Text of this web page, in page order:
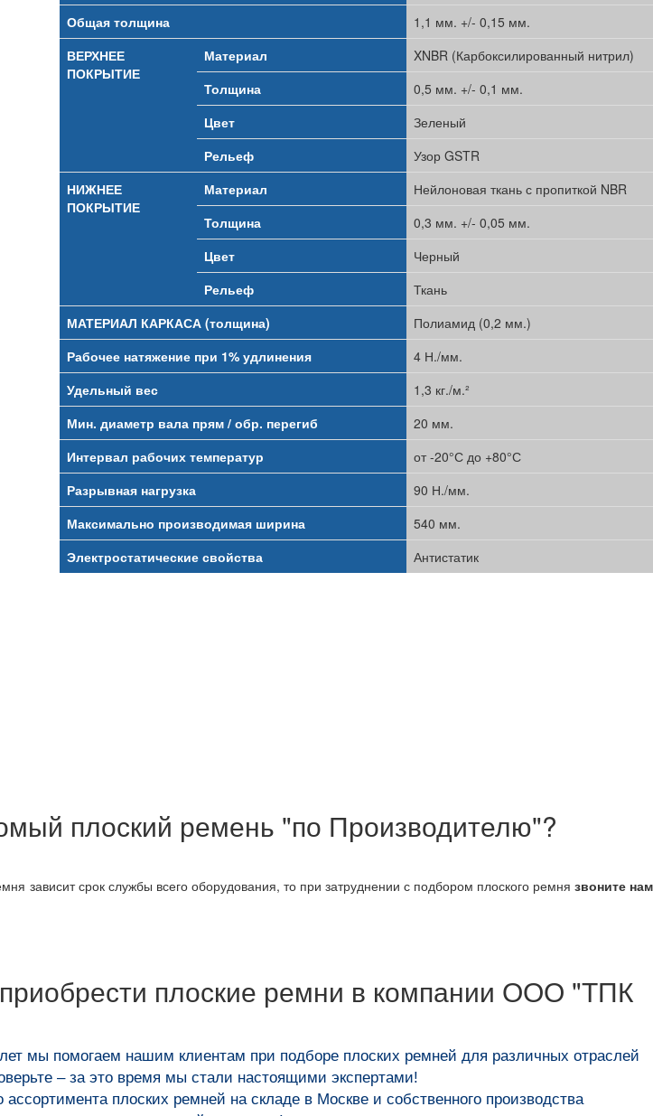
Общая толщина
1,1 мм. +/- 0,15 мм.
ВЕРХНЕЕ
ПОКРЫТИЕ
Материал
XNBR (Карбоксилированный нитрил)
Толщина
0,5 мм. +/- 0,1 мм.
Цвет
Зеленый
Рельеф
Узор GSTR
НИЖНЕЕ
ПОКРЫТИЕ
Материал
Нейлоновая ткань с пропиткой NBR
Толщина
0,3 мм. +/- 0,05 мм.
Цвет
Черный
Рельеф
Ткань
МАТЕРИАЛ КАРКАСА (толщина)
Полиамид (0,2 мм.)
Рабочее натяжение при 1% удлинения
4 Н./мм.
Удельный вес
1,3 кг./м.²
Мин. диаметр вала прям / обр. перегиб
20 мм.
Интервал рабочих температур
от -20°С до +80°С
Разрывная нагрузка
90 Н./мм.
Максимально производимая ширина
540 мм.
Электростатические свойства
Антистатик
плоский ремень "по Производителю"?
зависит срок службы всего оборудования, то при затруднении с подбором плоского ремня звоните нам
плоские ремни в компании ООО "ТПК
мы помогаем нашим клиентам при подборе плоских ремней для различных отраслей
– за это время мы стали настоящими экспертами!
плоских ремней на складе в Москве и собственного производства